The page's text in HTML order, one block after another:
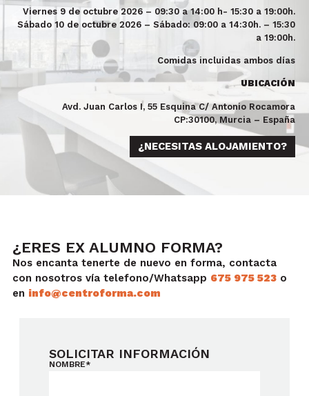
inserción, aplicaciones en Clase III y control de arcada
Taller práctico de sínfisis mandibular: planificación
anatómica, indicaciones y aplicaciones biomecánicas.
Taller práctico de microimplantes en
paladar:planificación de inserción, diseño de anclajes
palatinos y aplicaciones clínicas.
Taller integrador de biomecánica
con microimplantes: resolución de casos clínicos
combinando anclaje intraalveolar, extraalveolar, palatino
y en sínfisis.
Viernes 9 de octubre 2026 – 09:30 a 14:00 h- 15:30 a 19:00h.
Sábado 10 de octubre 2026 – Sábado: 09:00 a 14:30h. – 15:30
a 19:00h.
Comidas incluidas ambos días
UBICACIÓN
Avd. Juan Carlos I, 55 Esquina C/ Antonio Rocamora
CP:30100, Murcia – España
¿NECESITAS ALOJAMIENTO?
¿ERES EX ALUMNO FORMA?
Nos encanta tenerte de nuevo en forma, contacta
con nosotros vía telefono/Whatsapp 675 975 523o
en info@centroforma.com
SOLICITAR INFORMACIÓN
NOMBRE*